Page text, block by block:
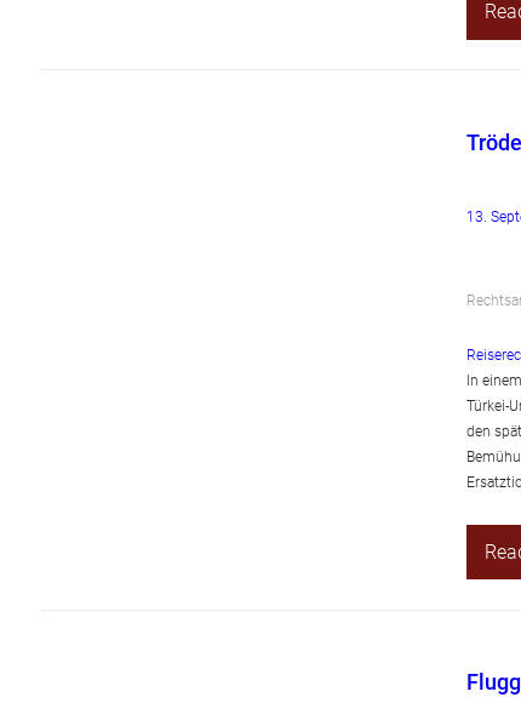
13.
In
Türkei-
den